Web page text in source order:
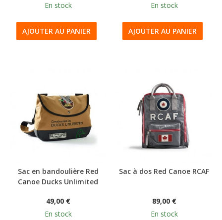
En stock
AJOUTER AU PANIER
En stock
AJOUTER AU PANIER
Sac en bandoulière Red
Canoe Ducks Unlimited
49,00 €
En stock
Sac à dos Red Canoe RCAF
89,00 €
En stock